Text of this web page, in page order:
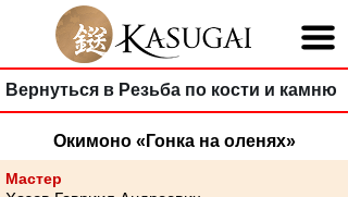
Вернуться в Резьба по кости и камню
Окимоно «Гонка на оленях»
Мастер